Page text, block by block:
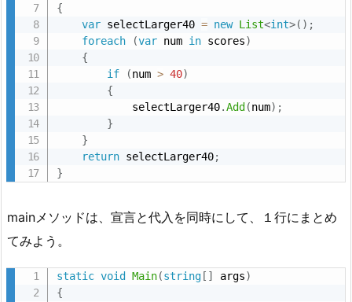
{
var selectLarger40 = new List<int>( ) ;
foreach
(var num in scores)
{
if
(num > 40)
{
            selectLarger40
.Add(num) ;
}
}
return selectLarger40;
}
mainメソッドは、宣言と代入を同時にして、１行にまとめ
てみよう。
static void Main(string [ ] args)
{